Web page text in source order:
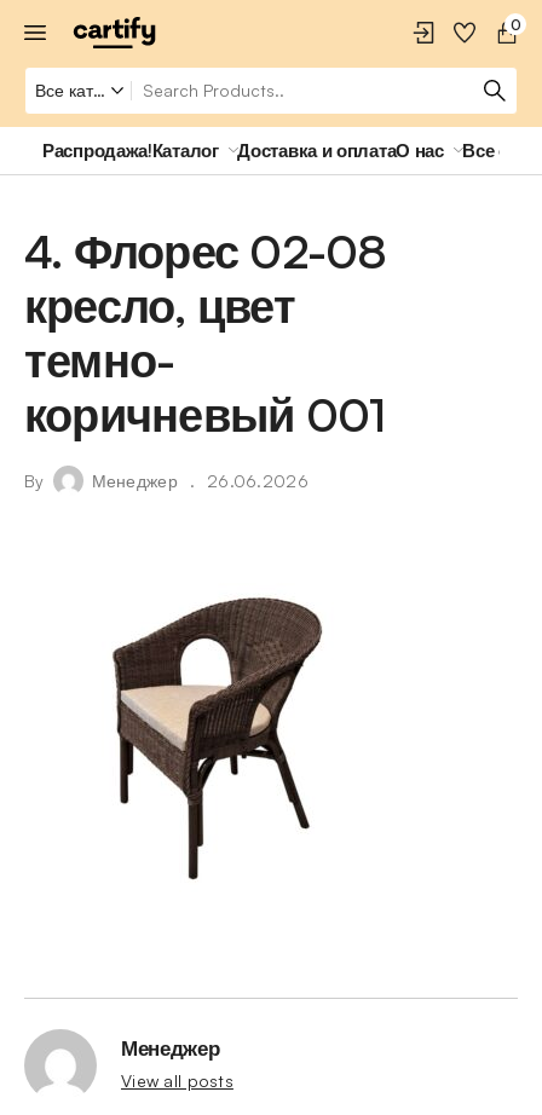
0
Распродажа!Каталог Доставка и оплатаО нас Все о
4. Флорес 02-08
кресло, цвет
темно-
коричневый 001
By Менеджер 26.06.2026
Менеджер
View all posts